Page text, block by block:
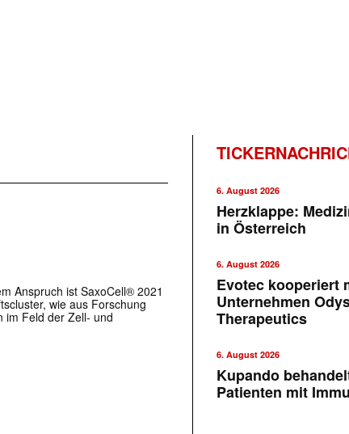
Anspruch ist SaxoCell® 2021
wie aus Forschung
im Feld der Zell- und
6. August 2026
Herzklappe:
in Österreich
6. August 2026
Evotec kooperiert
Unternehmen
Therapeutics
6. August 2026
Kupando
Patienten mit